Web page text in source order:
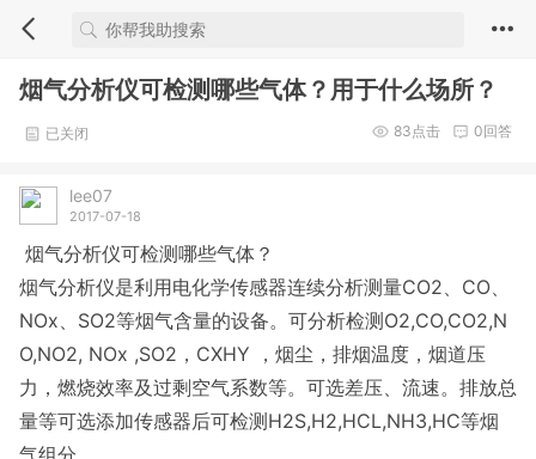
烟气分析仪可检测哪些气体？用于什么场所？
已关闭 0回答
83点击
lee07
2017-07-18
烟气分析仪可检测哪些气体？
烟气分析仪是利用电化学传感器连续分析测量CO2、CO、
NOx、SO2等烟气含量的设备。可分析检测O2,CO,CO2,N
O,NO2, NOx ,SO2，CXHY ，烟尘，排烟温度，烟道压
力，燃烧效率及过剩空气系数等。可选差压、流速。排放总
量等可选添加传感器后可检测H2S,H2,HCL,NH3,HC等烟
气组分。